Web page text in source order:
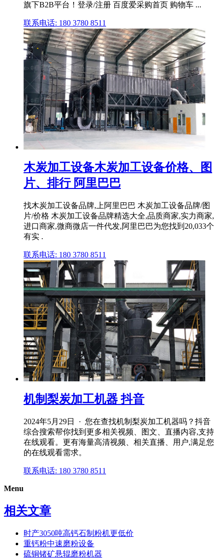
旗下B2B平台！登录/注册 百度爱采购首页 购物车 ...
联系电话: 180 3780 8511
木炭加工设备木炭加工设备价格、图
片、排行 阿里巴巴
找木炭加工设备品牌,上阿里巴巴 木炭加工设备品牌/图
片/价格 木炭加工设备品牌精选大全,品质商家,实力商家,
进口商家,微商微店一件代发,阿里巴巴为您找到20,033个
有实 .
联系电话: 180 3780 8511
机制梨炭加工机器 抖音
2024年5月29日 · 您在查找机制梨炭加工机器吗？抖音
综合搜索帮你找到更多相关视频、图文、直播内容,支持
在线观看。更有海量高清视频、相关直播、用户,满足您
的在线观看需求。
联系电话: 180 3780 8511
Menu
相关文章
时产3050吨高钙石制粉机更低价
重钙粉中速磨粉设备
硫铜锗矿悬辊磨粉机器